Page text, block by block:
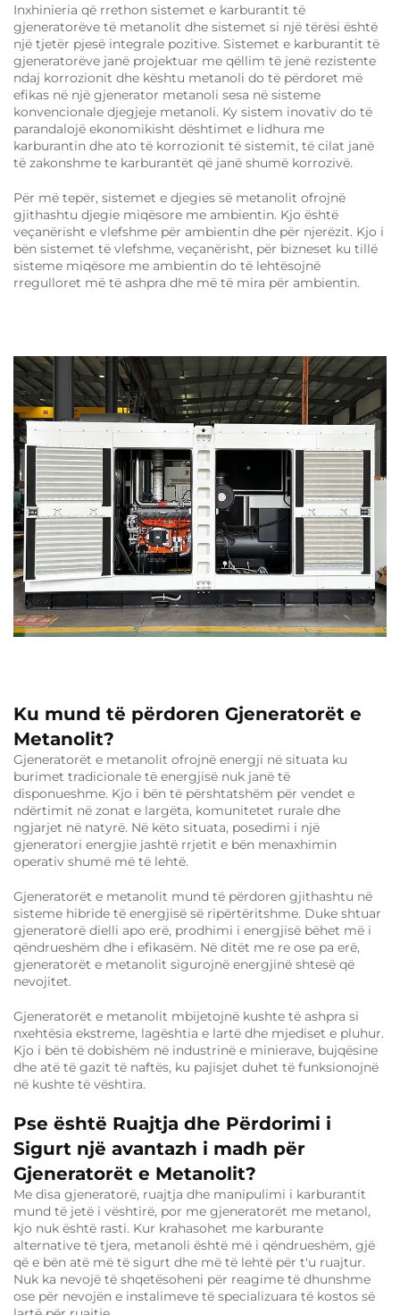
Inxhinieria që rrethon sistemet e karburantit të
gjeneratorëve të metanolit dhe sistemet si një tërësi është
një tjetër pjesë integrale pozitive. Sistemet e karburantit të
gjeneratorëve janë projektuar me qëllim të jenë rezistente
ndaj korrozionit dhe kështu metanoli do të përdoret më
efikas në një gjenerator metanoli sesa në sisteme
konvencionale djegjeje metanoli. Ky sistem inovativ do të
parandalojë ekonomikisht dështimet e lidhura me
karburantin dhe ato të korrozionit të sistemit, të cilat janë
të zakonshme te karburantët që janë shumë korrozivë.
Për më tepër, sistemet e djegies së metanolit ofrojnë
gjithashtu djegie miqësore me ambientin. Kjo është
veçanërisht e vlefshme për ambientin dhe për njerëzit. Kjo i
bën sistemet të vlefshme, veçanërisht, për bizneset ku tillë
sisteme miqësore me ambientin do të lehtësojnë
rregulloret më të ashpra dhe më të mira për ambientin.
Ku mund të përdoren Gjeneratorët e
Metanolit?
Gjeneratorët e metanolit ofrojnë energji në situata ku
burimet tradicionale të energjisë nuk janë të
disponueshme. Kjo i bën të përshtatshëm për vendet e
ndërtimit në zonat e largëta, komunitetet rurale dhe
ngjarjet në natyrë. Në këto situata, posedimi i një
gjeneratori energjie jashtë rrjetit e bën menaxhimin
operativ shumë më të lehtë.
Gjeneratorët e metanolit mund të përdoren gjithashtu në
sisteme hibride të energjisë së ripërtëritshme. Duke shtuar
gjeneratorë dielli apo erë, prodhimi i energjisë bëhet më i
qëndrueshëm dhe i efikasëm. Në ditët me re ose pa erë,
gjeneratorët e metanolit sigurojnë energjinë shtesë që
nevojitet.
Gjeneratorët e metanolit mbijetojnë kushte të ashpra si
nxehtësia ekstreme, lagështia e lartë dhe mjediset e pluhur.
Kjo i bën të dobishëm në industrinë e minierave, bujqësine
dhe atë të gazit të naftës, ku pajisjet duhet të funksionojnë
në kushte të vështira.
Pse është Ruajtja dhe Përdorimi i
Sigurt një avantazh i madh për
Gjeneratorët e Metanolit?
Me disa gjeneratorë, ruajtja dhe manipulimi i karburantit
mund të jetë i vështirë, por me gjeneratorët me metanol,
kjo nuk është rasti. Kur krahasohet me karburante
alternative të tjera, metanoli është më i qëndrueshëm, gjë
që e bën atë më të sigurt dhe më të lehtë për t'u ruajtur.
Nuk ka nevojë të shqetësoheni për reagime të dhunshme
ose për nevojën e instalimeve të specializuara të kostos së